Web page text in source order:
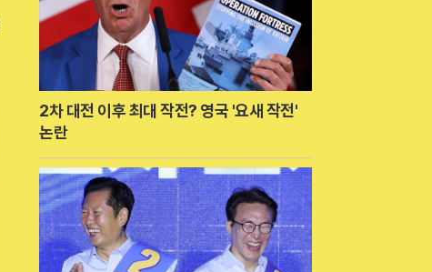
2차 대전 이후 최대 작전? 영국 '요새 작전'
논란